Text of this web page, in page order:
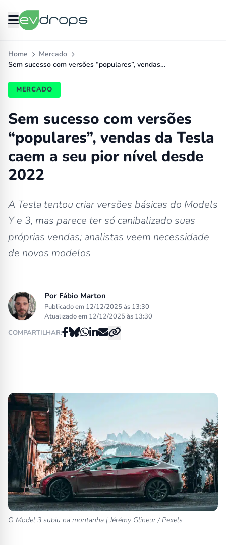
Home
Mercado
Sem sucesso com versões “populares”, vendas…
MERCADO
Sem sucesso com versões
“populares”, vendas da Tesla
caem a seu pior nível desde
2022
A Tesla tentou criar versões básicas do Models
Y e 3, mas parece ter só canibalizado suas
próprias vendas; analistas veem necessidade
de novos modelos
Por Fábio Marton
Publicado em 12/12/2025 às 13:30
Atualizado em 12/12/2025 às 13:30
COMPARTILHAR:
O Model 3 subiu na montanha | Jérémy Glineur / Pexels